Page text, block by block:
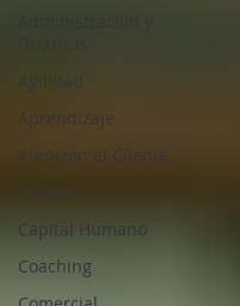
Aprendizaje
Atención al Cliente
Calidad
Capital Humano
Coaching